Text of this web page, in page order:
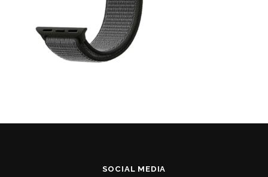
SOCIAL MEDIA